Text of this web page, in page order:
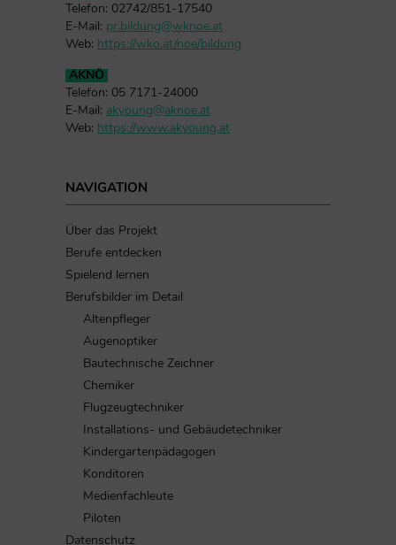
Telefon: 02742/851-17540
E-Mail: pr.bildung@wknoe.at
Web: https://wko.at/noe/bildung
AKNÖ
Telefon: 05 7171-24000
E-Mail: akyoung@aknoe.at
Web: https://www.akyoung.at
NAVIGATION
Über das Projekt
Berufe entdecken
Spielend lernen
Berufsbilder im Detail
Altenpfleger
Augenoptiker
Bautechnische Zeichner
Chemiker
Flugzeugtechniker
Installations- und Gebäudetechniker
Kindergartenpädagogen
Konditoren
Medienfachleute
Piloten
Datenschutz